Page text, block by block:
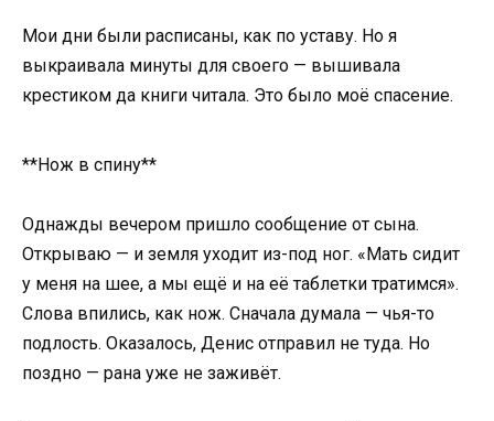
Мои дни были расписаны, как по уставу. Но я
выкраивала минуты для своего — вышивала
крестиком да книги читала. Это было моё спасение.
**Нож в спину**
Однажды вечером пришло сообщение от сына.
Открываю — и земля уходит из-под ног. «Мать сидит
у меня на шее, а мы ещё и на её таблетки тратимся».
Слова впились, как нож. Сначала думала — чья-то
подлость. Оказалось, Денис отправил не туда. Но
поздно — рана уже не заживёт.